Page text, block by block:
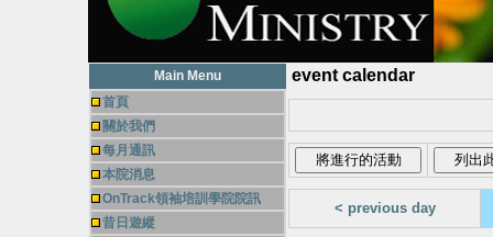
Main Menu
首頁
關於我們
每月通訊
本院消息
OnTrack領袖培訓學院院訊
昔日遊縱
event calendar
< previous day